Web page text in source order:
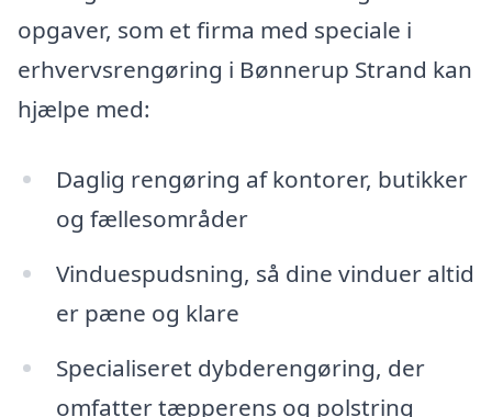
opgaver, som et firma med speciale i
erhvervsrengøring i Bønnerup Strand kan
hjælpe med:
Daglig rengøring af kontorer, butikker
og fællesområder
Vinduespudsning, så dine vinduer altid
er pæne og klare
Specialiseret dybderengøring, der
omfatter tæpperens og polstring